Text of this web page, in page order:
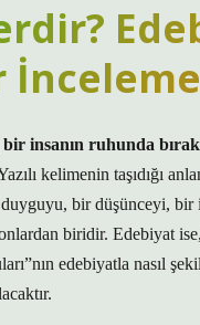
İnceleme
insanın ruhunda
kelimenin taşıdığı
bir düşünceyi, bir
biridir. Edebiyat
edebiyatla nasıl